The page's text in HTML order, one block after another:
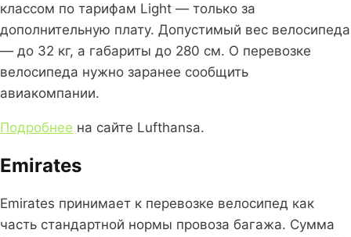
классом по тарифам Light — только за
дополнительную плату. Допустимый вес велосипеда
— до 32 кг, а габариты до 280 см. О перевозке
велосипеда нужно заранее сообщить
авиакомпании.
Подробнее на сайте Lufthansa.
Emirates
Emirates принимает к перевозке велосипед как
часть стандартной нормы провоза багажа. Сумма